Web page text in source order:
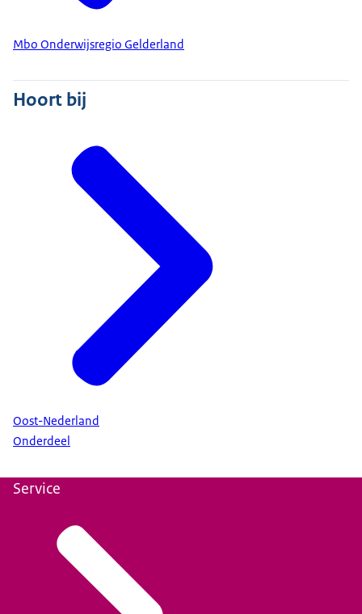
Mbo Onderwijsregio Gelderland
Hoort bij
Oost-Nederland
Onderdeel
Service